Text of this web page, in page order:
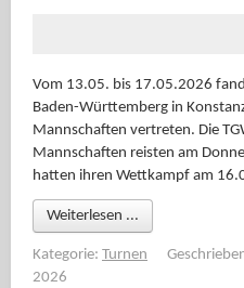
Vom 13.05. bis 17.05.2026
Baden-Württemberg in
Mannschaften vertreten. Die
Mannschaften reisten am
hatten ihren Wettkampf am
Weiterlesen ...
Kategorie: Turnen
2026